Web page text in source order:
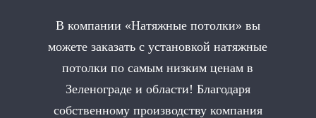
В компании «Натяжные потолки» вы
можете заказать с установкой натяжные
потолки по самым низким ценам в
Зеленограде и области! Благодаря
собственному производству компания